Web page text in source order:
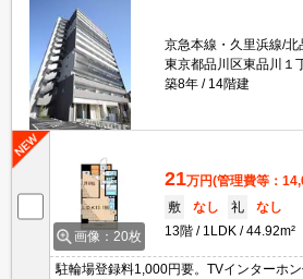
京急本線・久里浜線/北
東京都品川区東品川１
築8年
14階建
画像：20枚
21万円(管理費等：
敷
なし 礼
なし
13階
1LDK 44.92m²
駐輪場登録料1,000円要。TVインターホン